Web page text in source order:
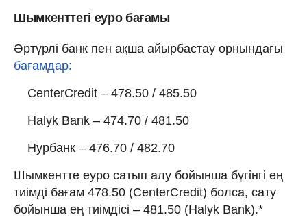
Шымкенттегі еуро бағамы
Әртүрлі банк пен ақша айырбастау орнындағы
бағамдар:
CenterCredit – 478.50 / 485.50
Halyk Bank – 474.70 / 481.50
Нурбанк – 476.70 / 482.70
Шымкентте еуро сатып алу бойынша бүгінгі ең
тиімді бағам 478.50 (CenterCredit) болса, сату
бойынша ең тиімдісі – 481.50 (Halyk Bank).*